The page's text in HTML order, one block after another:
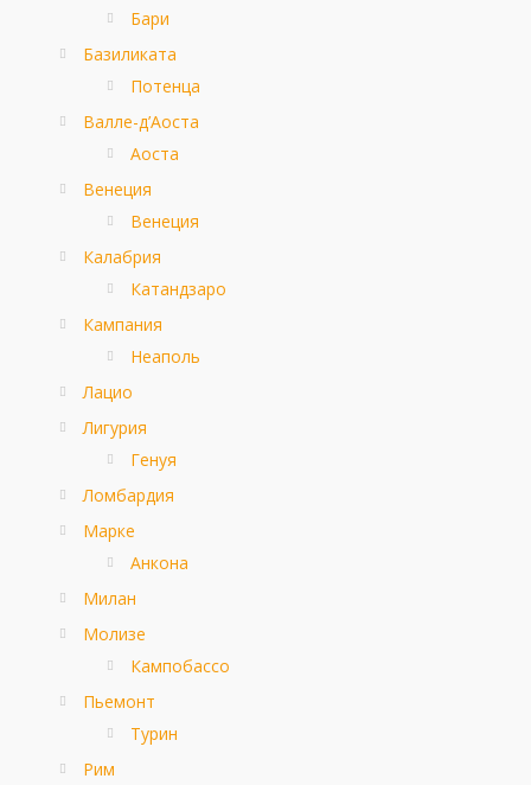
Бари
Базиликата
Потенца
Валле-д’Аоста
Аоста
Венеция
Венеция
Калабрия
Катандзаро
Кампания
Неаполь
Лацио
Лигурия
Генуя
Ломбардия
Марке
Анкона
Милан
Молизе
Кампобассо
Пьемонт
Турин
Рим